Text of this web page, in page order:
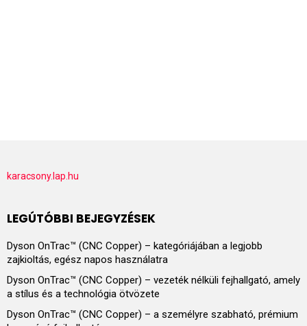
karacsony.lap.hu
LEGÚTÓBBI BEJEGYZÉSEK
Dyson OnTrac™ (CNC Copper) – kategóriájában a legjobb
zajkioltás, egész napos használatra
Dyson OnTrac™ (CNC Copper) – vezeték nélküli fejhallgató, amely
a stílus és a technológia ötvözete
Dyson OnTrac™ (CNC Copper) – a személyre szabható, prémium